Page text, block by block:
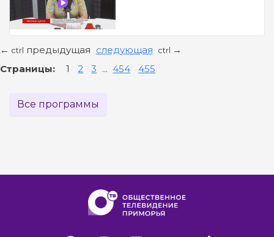
← ctrl предыдущая следующая ctrl →
Страницы: 1 2 3 ... 454 455
Все программы